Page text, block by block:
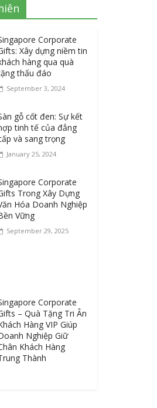
Corporate
Xây dựng niềm tin
hàng qua quà
thấu đáo
September 3, 2024
gỗ cốt đen: Sự kết
tinh tế của đẳng
và sang trọng
January 25, 2024
Corporate
Trong Xây Dựng
Hóa Doanh Nghiệp
Vững
September 29, 2025
Corporate
– Quà Tặng Tri Ân
Hàng VIP Giúp
Nghiệp Giữ
Khách Hàng
Thành